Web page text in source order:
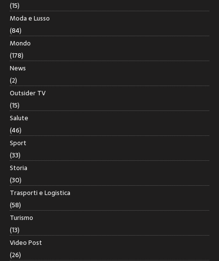
(15)
Moda e Lusso
(84)
Mondo
(178)
News
(2)
Outsider TV
(15)
Salute
(46)
Sport
(33)
Storia
(30)
Trasporti e Logistica
(58)
Turismo
(13)
Video Post
(26)